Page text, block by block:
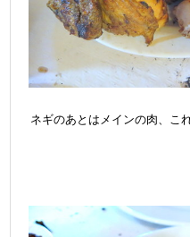
ネギのあとはメインの肉、こ